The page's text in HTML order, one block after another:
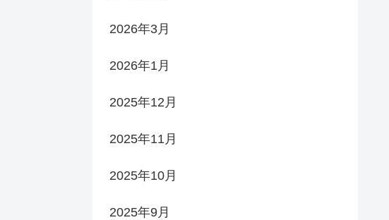
2026年3月
2026年1月
2025年12月
2025年11月
2025年10月
2025年9月